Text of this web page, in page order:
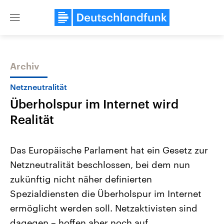
Close
Themen
Landtagswahl Sachsen-Anhalt
2026
Alle Informationen
Sachsen-Anhalt wählt am 6.
September 2026 einen neuen
Landtag. Seit 2021 wird das
Bundesland von einer Koalition aus
Aktuelle Beiträge,
Hintergründe
Wirtschaftlich und
gehören die Vereinigten
den mächtigsten Ländern
mit großem Einfluss auf
Archiv
Netzneutralität
Überholspur im Internet wird
Realität
Das Europäische Parlament hat ein Gesetz zur
Netzneutralität beschlossen, bei dem nun
zukünftig nicht näher definierten
Spezialdiensten die Überholspur im Internet
ermöglicht werden soll. Netzaktivisten sind